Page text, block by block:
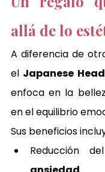
allá de lo
A diferencia de
el Japanese
enfoca en la
en el equilibrio
Sus beneficios
Reducción